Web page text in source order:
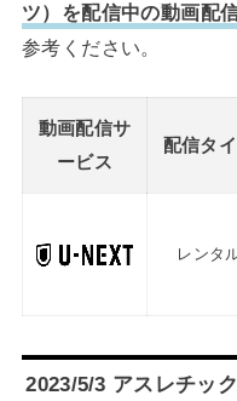
ツ）を配信中の動画配
参考ください。
動画配信サ
ービス
配信タ
レンタ
2023/5/3 アスレチッ